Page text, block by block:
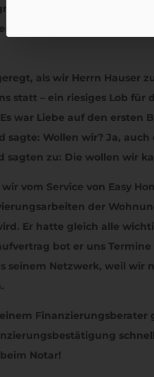
Straße in Vauban
Text und das Video
als wir Herrn Hauser
statt – ein riesiges Lob für
war Liebe auf den ersten
sagte: Wollen wir? Ja,
sagten zu: Die wollen wir
vom Service von Easy
der
Er hatte gleich alle
bot er uns
seinem Netzwerk, weil wir
Finanzierungsberater
Notar!